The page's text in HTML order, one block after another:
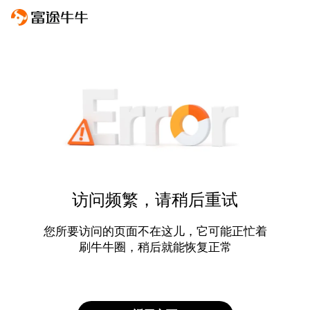
访问频繁，请稍后重试
您所要访问的页面不在这儿，它可能正忙着
刷牛牛圈，稍后就能恢复正常